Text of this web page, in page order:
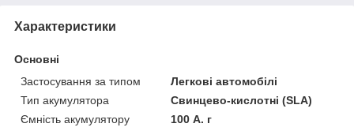
Характеристики
Основні
Застосування за типом
Легкові автомобілі
Тип акумулятора
Свинцево-кислотні (SLA)
Ємність акумулятору
100 А. г